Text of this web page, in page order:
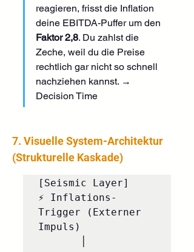
reagieren, frisst die Inflation
deine EBITDA-Puffer um den
Faktor 2,8. Du zahlst die
Zeche, weil du die Preise
rechtlich gar nicht so schnell
nachziehen kannst. →
Decision Time
7. Visuelle System-Architektur
(Strukturelle Kaskade)
[Seismic Layer]
⚡ Inflations-
Trigger (Externer
Impuls)